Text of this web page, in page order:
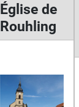
Église de
Rouhling